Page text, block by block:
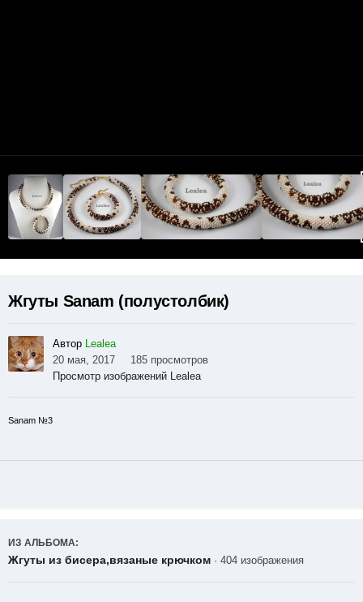
Жгуты Sanam (полустолбик)
Автор Lealea
20 мая, 2017
185 просмотров
Просмотр изображений Lealea
Sanam №3
ИЗ АЛЬБОМА:
Жгуты из бисера,вязаные крючком · 404 изображения